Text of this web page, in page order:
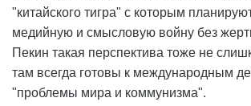
"китайского тигра" с которым
медийную и смысловую войну без
Пекин такая перспектива тоже не
там всегда готовы к международным
"проблемы мира и коммунизма".